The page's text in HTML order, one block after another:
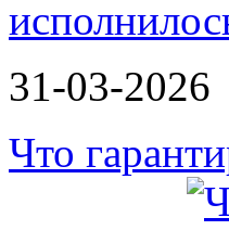
31-03-2026
Что